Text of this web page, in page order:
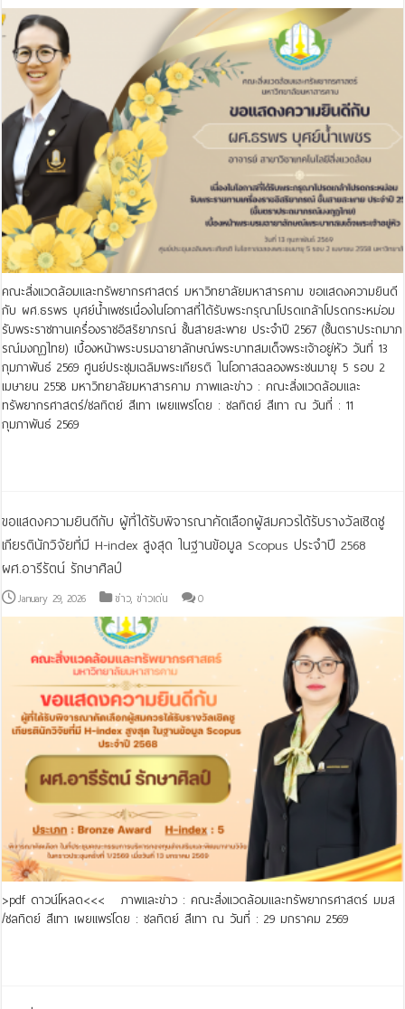
คณะสิ่งแวดล้อมและทรัพยากรศาสตร์ มหาวิทยาลัยมหาสารคาม ขอแสดงความยินดี
กับ ผศ.ธรพร บุศย์น้ำเพชรเนื่องในโอกาสที่ได้รับพระกรุณาโปรดเกล้าโปรดกระหม่อม
รับพระราชทานเครื่องราชอิสริยาภรณ์ ชั้นสายสะพาย ประจําปี 2567 (ชั้นตราประถมาภ
รณ์มงกุฏไทย) เบื้องหน้าพระบรมฉายาลักษณ์พระบาทสมเด็จพระเจ้าอยู่หัว วันที่ 13
กุมภาพันธ์ 2569 ศูนย์ประชุมเฉลิมพระเกียรติ ในโอกาสฉลองพระชนมายุ 5 รอบ 2
เมษายน 2558 มหาวิทยาลัยมหาสารคาม ภาพและข่าว : คณะสิ่งแวดล้อมและ
ทรัพยากรศาสตร์/ชลทิตย์ สีเทา เผยแพร่โดย : ชลทิตย์ สีเทา ณ วันที่ : 11
กุมภาพันธ์ 2569
ขอแสดงความยินดีกับ ผู้ที่ได้รับพิจารณาคัดเลือกผู้สมควรได้รับรางวัลเชิดชู
เกียรตินักวิจัยที่มี H-index สูงสุด ในฐานข้อมูล Scopus ประจำปี 2568
ผศ.อารีรัตน์ รักษาศิลป์
January 29, 2026 ข่าว,ข่าวเด่น 0
>pdf ดาวน์โหลด<<< ภาพและข่าว : คณะสิ่งแวดล้อมและทรัพยากรศาสตร์ มมส
/ชลทิตย์ สีเทา เผยแพร่โดย : ชลทิตย์ สีเทา ณ วันที่ : 29 มกราคม 2569